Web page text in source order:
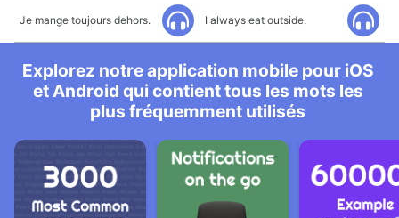
Je mange toujours dehors. I always eat outside.
Explorez notre application mobile pour iOS
et Android qui contient tous les mots les
plus fréquemment utilisés